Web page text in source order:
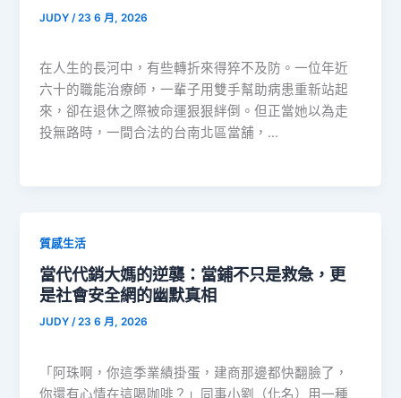
JUDY /23 6 月, 2026
在人生的長河中，有些轉折來得猝不及防。一位年近
六十的職能治療師，一輩子用雙手幫助病患重新站起
來，卻在退休之際被命運狠狠絆倒。但正當她以為走
投無路時，一間合法的台南北區當舖，…
質感生活
當代代銷大媽的逆襲：當鋪不只是救急，更
是社會安全網的幽默真相
JUDY/23 6 月, 2026
「阿珠啊，你這季業績掛蛋，建商那邊都快翻臉了，
你還有心情在這喝咖啡？」同事小劉（化名）用一種